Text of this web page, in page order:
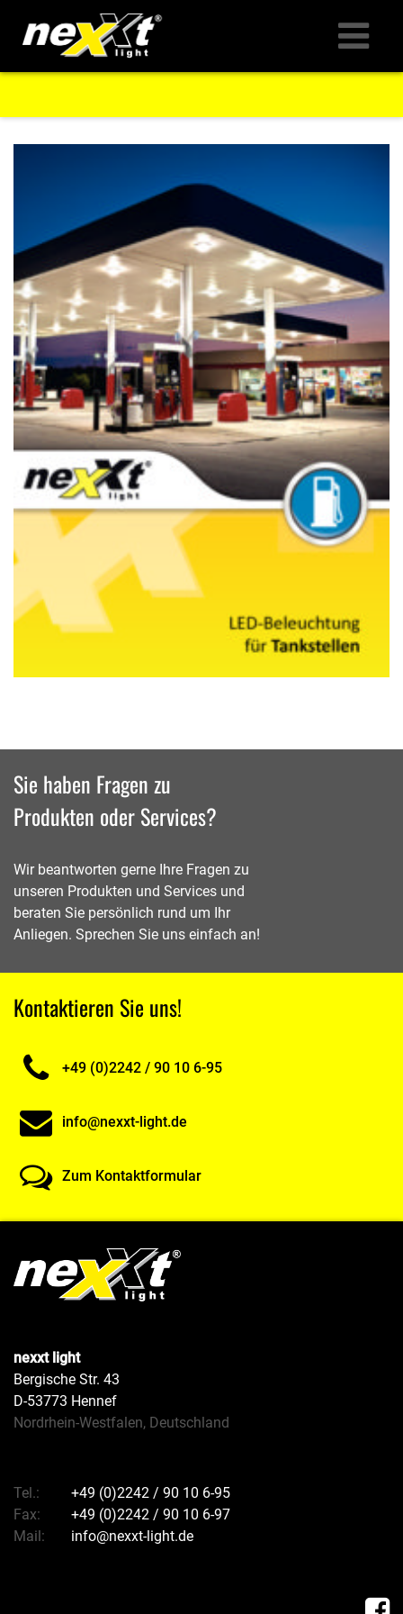
ANWENDUNGEN
UNTERNEHMEN
SERVICE
KONTAKT
Sie haben Fragen zu
Produkten oder Services?
Wir beantworten gerne Ihre Fragen zu
unseren Produkten und Services und
beraten Sie persönlich rund um Ihr
Anliegen. Sprechen Sie uns einfach an!
Kontaktieren Sie uns!
+49 (0)2242 / 90 10 6-95
info@nexxt-light.de
Zum Kontaktformular
nexxt light
Bergische Str. 43
D-53773 Hennef
Nordrhein-Westfalen, Deutschland
Tel.:
+49 (0)2242 / 90 10 6-95
Fax:
+49 (0)2242 / 90 10 6-97
Mail:
info@nexxt-light.de